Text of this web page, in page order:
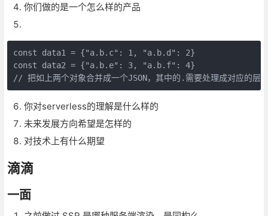
你们做的是一个怎么样的产品
const data1 = {"a.b.c": 1, "a.b.d": 2}
const data2 = {"a.b.e": 3, "a.b.f": 4}
你对serverless的理解是什么样的
未来发展方向希望是怎样的
对技术上有什么期望
滴滴
一面